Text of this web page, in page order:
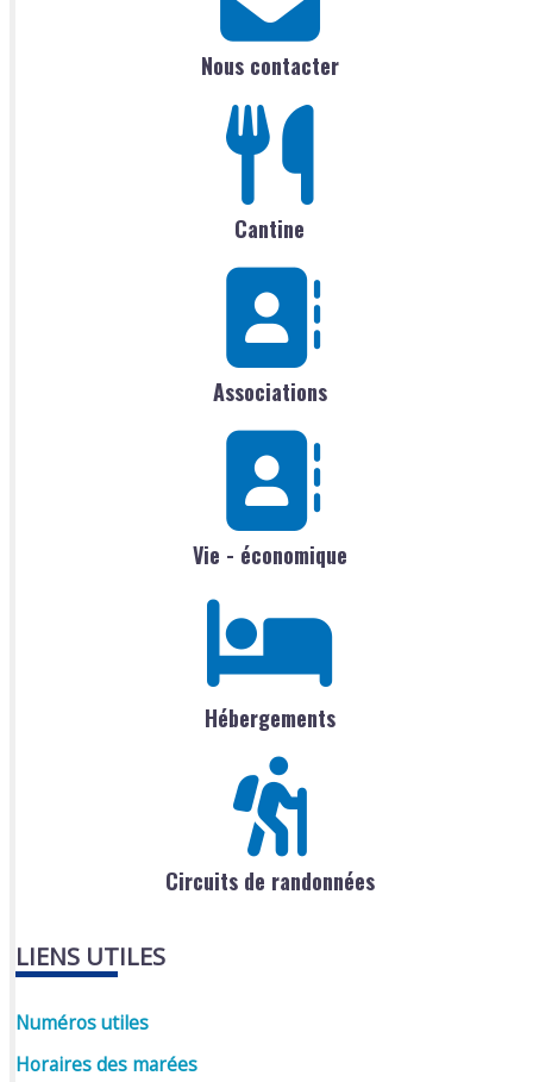
Nous contacter
Cantine
Associations
Vie - économique
Hébergements
Circuits de randonnées
LIENS UTILES
Numéros utiles
Horaires des marées